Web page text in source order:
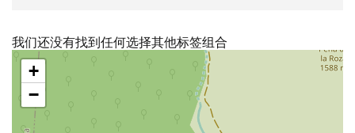
我们还没有找到任何选择其他标签组合
跳
地
图
+
−